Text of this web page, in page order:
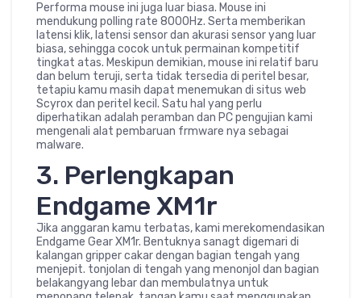
Performa mouse ini juga luar biasa. Mouse ini
mendukung polling rate 8000Hz. Serta memberikan
latensi klik, latensi sensor dan akurasi sensor yang luar
biasa, sehingga cocok untuk permainan kompetitif
tingkat atas. Meskipun demikian, mouse ini relatif baru
dan belum teruji, serta tidak tersedia di peritel besar,
tetapiu kamu masih dapat menemukan di situs web
Scyrox dan peritel kecil. Satu hal yang perlu
diperhatikan adalah peramban dan PC pengujian kami
mengenali alat pembaruan frmware nya sebagai
malware.
3. Perlengkapan
Endgame XM1r
Jika anggaran kamu terbatas, kami merekomendasikan
Endgame Gear XM1r. Bentuknya sanagt digemari di
kalangan gripper cakar dengan bagian tengah yang
menjepit. tonjolan di tengah yang menonjol dan bagian
belakangyang lebar dan membulatnya untuk